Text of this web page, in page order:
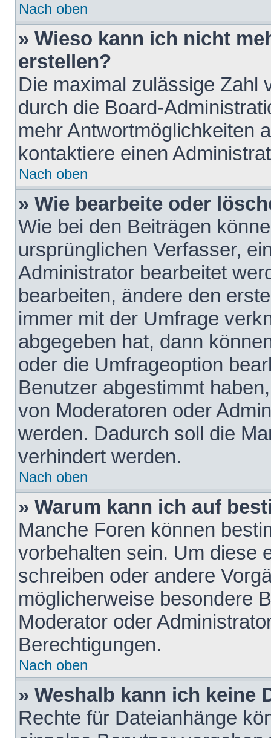
Nach oben
» Wieso kann ich nicht
erstellen?
Die maximal zulässige Zahl
durch die Board-
mehr Antwortmöglichkeiten
kontaktiere einen
Nach oben
» Wie bearbeite oder
Wie bei den Beiträgen
ursprünglichen Verfasser,
Administrator bearbeitet
bearbeiten, ändere den
immer mit der Umfrage
abgegeben hat, dann
oder die Umfrageoption
Benutzer abgestimmt
von Moderatoren oder
werden. Dadurch soll die
verhindert werden.
Nach oben
» Warum kann ich auf
Manche Foren können
vorbehalten sein. Um diese
schreiben oder andere
möglicherweise besondere
Moderator oder
Berechtigungen.
Nach oben
» Weshalb kann ich keine
Rechte für Dateianhänge